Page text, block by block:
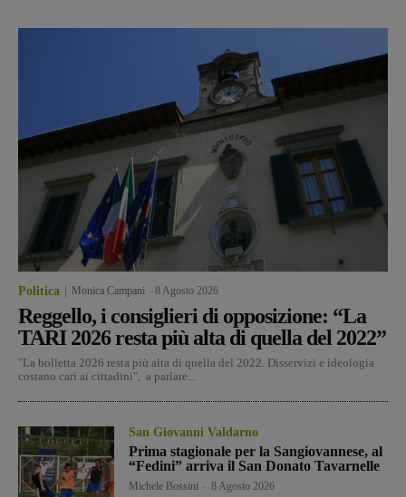
Politica Monica Campani 8 Agosto 2026
Reggello, i consiglieri di opposizione: “La
TARI 2026 resta più alta di quella del 2022”
"La bolletta 2026 resta più alta di quella del 2022. Disservizi e ideologia
costano cari ai cittadini", a parlare...
San Giovanni Valdarno
Prima stagionale per la Sangiovannese, al
“Fedini” arriva il San Donato Tavarnelle
Michele Bossini 8 Agosto 2026